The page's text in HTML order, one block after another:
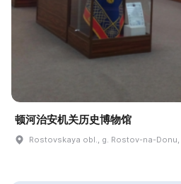
顿河治安机关历史博物馆
Rostovskaya obl., g. Rostov-na-